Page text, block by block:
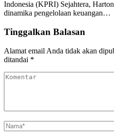
Indonesia (KPRI) Sejahtera,
dinamika pengelolaan keuangan…
Tinggalkan Balasan
Alamat email Anda tidak akan
ditandai *